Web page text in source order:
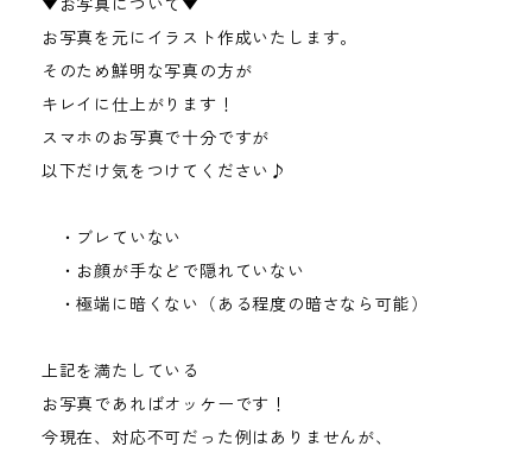
▼お写真について▼
お写真を元にイラスト作成いたします。
そのため鮮明な写真の方が
キレイに仕上がります！
スマホのお写真で十分ですが
以下だけ気をつけてください♪
・ブレていない
・お顔が手などで隠れていない
・極端に暗くない（ある程度の暗さなら可能）
上記を満たしている
お写真であればオッケーです！
今現在、対応不可だった例はありませんが、